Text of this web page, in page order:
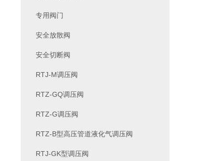
专用阀门
安全放散阀
安全切断阀
RTJ-M调压阀
RTZ-GQ调压阀
RTZ-G调压阀
RTZ-B型高压管道液化气调压阀
RTJ-GK型调压阀